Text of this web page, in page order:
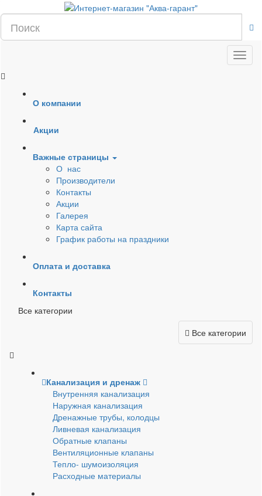
О компании
Акции
Важные страницы
О нас
Производители
Контакты
Акции
Галерея
Карта сайта
График работы на праздники
Оплата и доставка
Контакты
Все категории
Все категории
Канализация и дренаж
Внутренняя канализация
Наружная канализация
Дренажные трубы, колодцы
Ливневая канализация
Обратные клапаны
Вентиляционные клапаны
Тепло- шумоизоляция
Расходные материалы